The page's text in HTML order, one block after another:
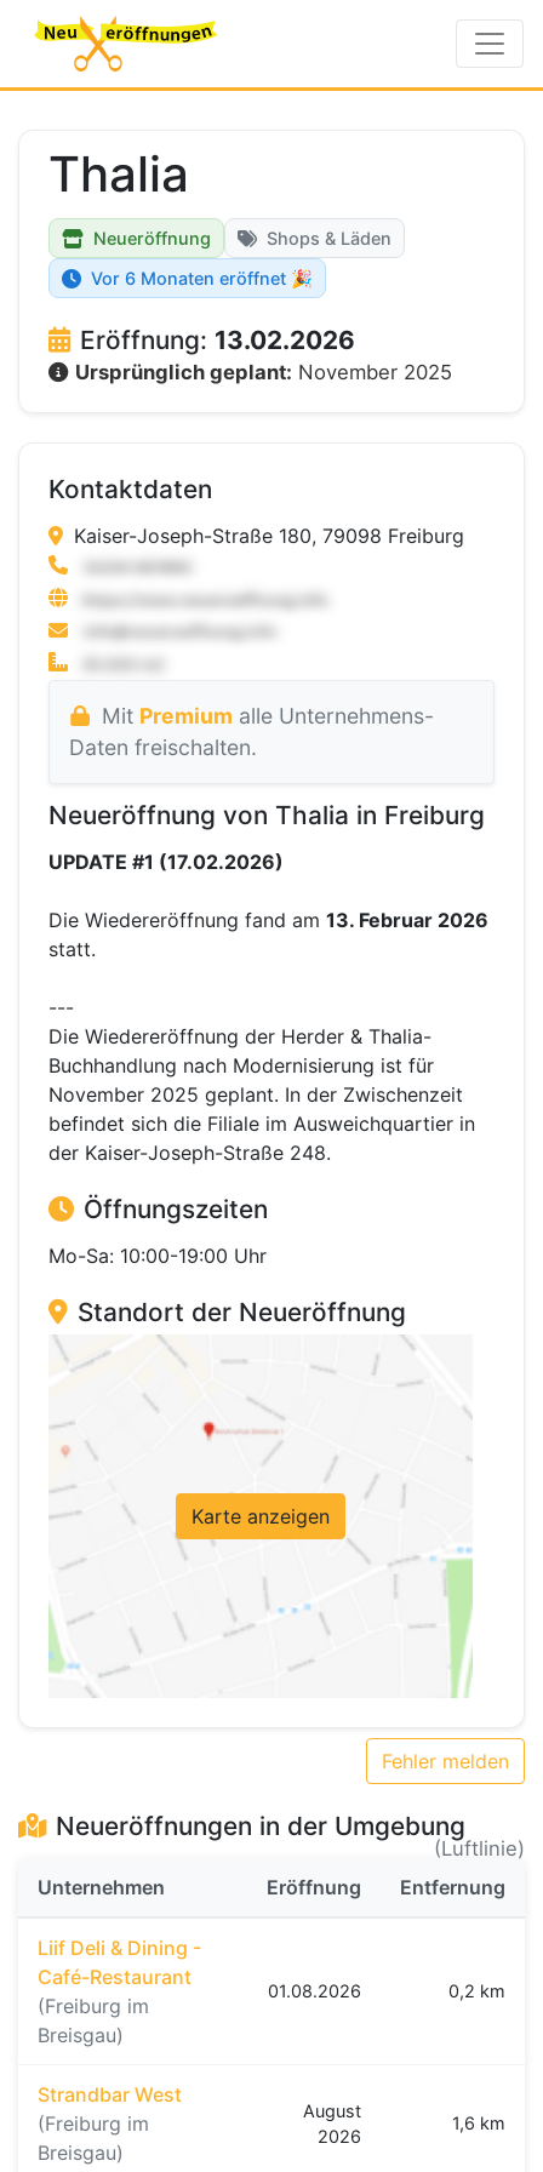
Thalia
Neueröffnung
Shops & Läden
Vor 6 Monaten eröffnet 🎉
Eröffnung: 13.02.2026
Ursprünglich geplant: November 2025
Kontaktdaten
Kaiser-Joseph-Straße 180, 79098 Freiburg
Mit Premium alle Unternehmens-
Daten freischalten.
Neueröffnung von Thalia in Freiburg
UPDATE #1 (17.02.2026)
Die Wiedereröffnung fand am 13. Februar 2026
statt.
---
Die Wiedereröffnung der Herder & Thalia-
Buchhandlung nach Modernisierung ist für
November 2025 geplant. In der Zwischenzeit
befindet sich die Filiale im Ausweichquartier in
der Kaiser-Joseph-Straße 248.
Öffnungszeiten
Mo-Sa: 10:00-19:00 Uhr
Standort der Neueröffnung
Karte anzeigen
Fehler melden
Neueröffnungen in der Umgebung
(Luftlinie)
Unternehmen
Eröffnung Entfernung
Liif Deli & Dining -
Café-Restaurant
(Freiburg im
Breisgau)
01.08.2026 0,2 km
Strandbar West
(Freiburg im
Breisgau)
August
2026
1,6 km